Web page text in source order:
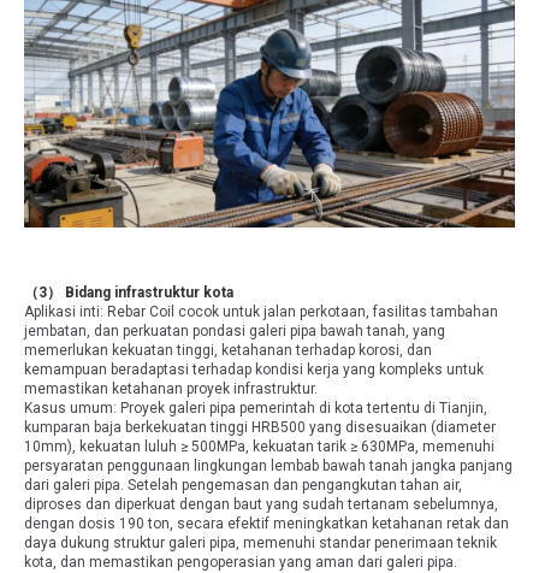
（3） Bidang infrastruktur kota
Aplikasi inti: Rebar Coil cocok untuk jalan perkotaan, fasilitas tambahan
jembatan, dan perkuatan pondasi galeri pipa bawah tanah, yang
memerlukan kekuatan tinggi, ketahanan terhadap korosi, dan
kemampuan beradaptasi terhadap kondisi kerja yang kompleks untuk
memastikan ketahanan proyek infrastruktur.
Kasus umum: Proyek galeri pipa pemerintah di kota tertentu di Tianjin,
kumparan baja berkekuatan tinggi HRB500 yang disesuaikan (diameter
10mm), kekuatan luluh ≥ 500MPa, kekuatan tarik ≥ 630MPa, memenuhi
persyaratan penggunaan lingkungan lembab bawah tanah jangka panjang
dari galeri pipa. Setelah pengemasan dan pengangkutan tahan air,
diproses dan diperkuat dengan baut yang sudah tertanam sebelumnya,
dengan dosis 190 ton, secara efektif meningkatkan ketahanan retak dan
daya dukung struktur galeri pipa, memenuhi standar penerimaan teknik
kota, dan memastikan pengoperasian yang aman dari galeri pipa.